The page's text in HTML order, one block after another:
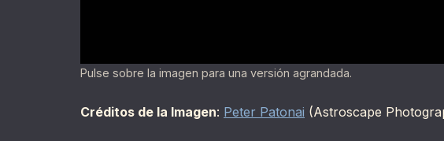
Pulse sobre la imagen para una versión agrandada.
Créditos de la Imagen: Peter Patonai (Astroscape